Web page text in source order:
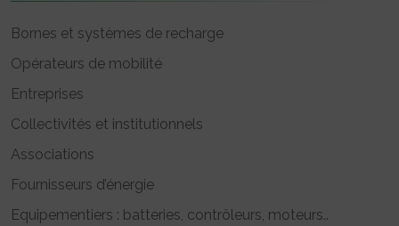
Bornes et systèmes de recharge
Opérateurs de mobilité
Entreprises
Collectivités et institutionnels
Associations
Fournisseurs d’énergie
Equipementiers : batteries, contrôleurs, moteurs..